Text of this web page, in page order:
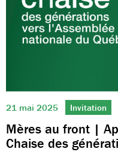
21 mai 2025 Invitation
Mères au front |
Chaise des